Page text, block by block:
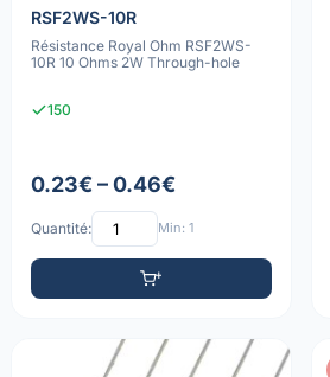
RSF2WS-10R
Résistance Royal Ohm RSF2WS-
10R 10 Ohms 2W Through-hole
150
0.23€ – 0.46€
Quantité: Min: 1